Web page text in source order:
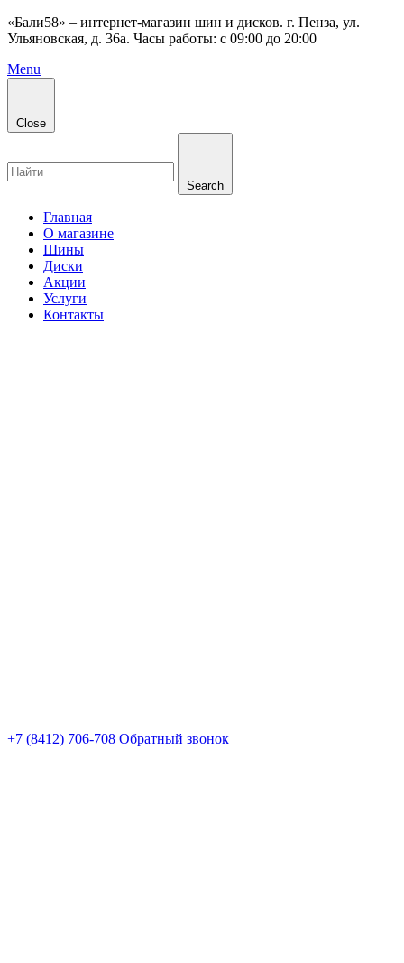
«Бали58» – интернет-магазин шин и дисков. г. Пенза, ул.
Ульяновская, д. 36а. Часы работы: с 09:00 до 20:00
Menu
Close
Search
Главная
О магазине
Шины
Диски
Акции
Услуги
Контакты
+7 (8412) 706-708 Обратный звонок